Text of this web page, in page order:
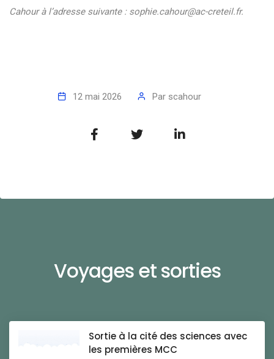
Cahour à l’adresse suivante : sophie.cahour@ac-creteil.fr.
12 mai 2026 Par scahour
Voyages et sorties
Sortie à la cité des sciences avec
les premières MCC